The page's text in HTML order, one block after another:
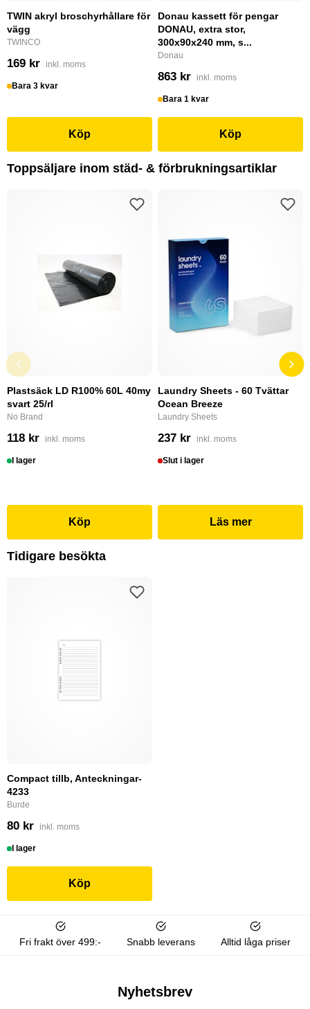
TWIN akryl broschyrhållare för
vägg
TWINCO
169 kr inkl. moms
Bara 3 kvar
Köp
Donau kassett för pengar
DONAU, extra stor,
300x90x240 mm, s...
Donau
863 kr inkl. moms
Bara 1 kvar
Köp
Toppsäljare inom städ- & förbrukningsartiklar
Plastsäck LD R100% 60L 40my
svart 25/rl
No Brand
118 kr inkl. moms
I lager
Köp
Laundry Sheets - 60 Tvättar
Ocean Breeze
Laundry Sheets
237 kr inkl. moms
Slut i lager
Läs mer
Tidigare besökta
Compact tillb, Anteckningar-
4233
Burde
80 kr inkl. moms
I lager
Köp
Fri frakt över 499:- Snabb leverans Alltid låga priser
Nyhetsbrev